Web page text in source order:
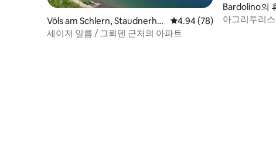
Völs am Schlern, Staudnerhof
의 휴가용 주택
평점 4.94점(5점 만점), 후
4.94 (78)
세이저 알름 / 그뢰덴 근처의 아파트
Bardolino의
아그리투리